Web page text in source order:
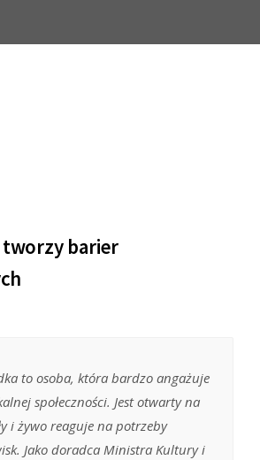
tworzy barier
to osoba, która bardzo angażuje
społeczności. Jest otwarty na
i żywo reaguje na potrzeby
Jako doradca Ministra Kultury i